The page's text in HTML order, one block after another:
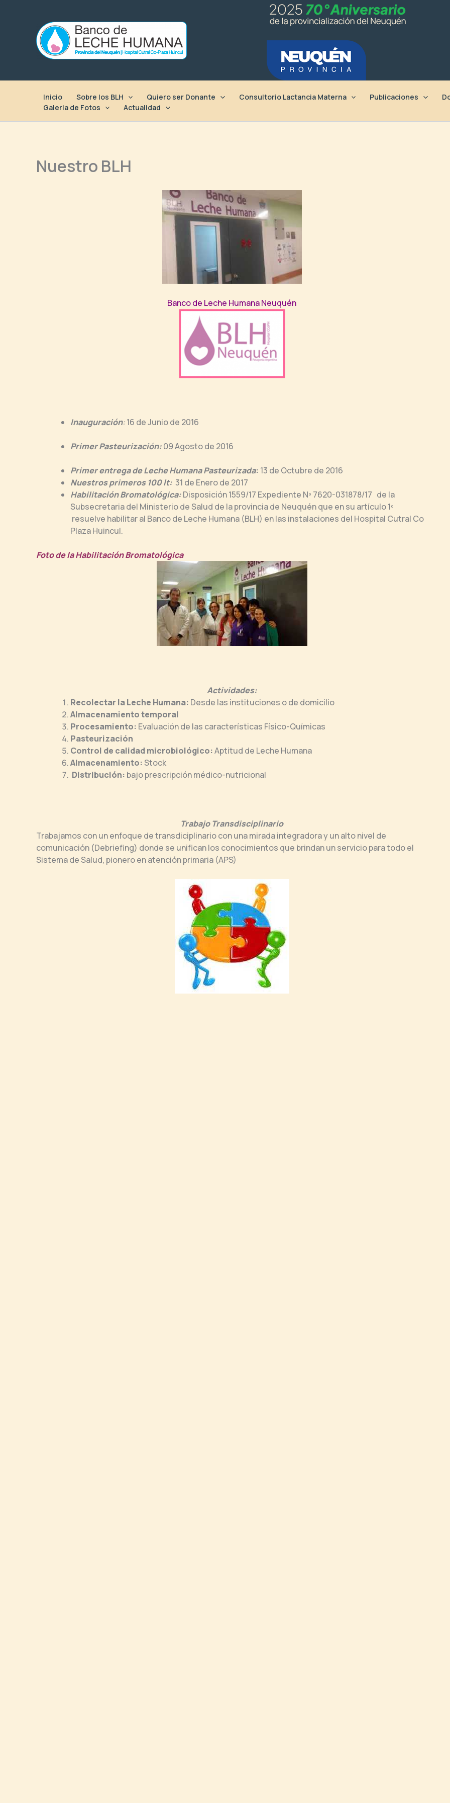
contenido
Inicio Sobre los BLH Quiero ser Donante Consultorio Lactancia Materna Publicaciones
Galeria de Fotos
Actualidad
Nuestro BLH
Banco de Leche Humana Neuquén
Inauguración:16 de Junio de 2016
Primer Pasteurización:09 Agosto de 2016
Primer entrega de Leche Humana Pasteurizada: 13 de Octubre de 2016
Nuestros primeros 100 lt: 31 de Enero de 2017
Habilitación Bromatológica:Disposición 1559/17 Expediente Nº 7620-031878/17 de la
Subsecretaria del Ministerio de Salud de la provincia de Neuquén que en su artículo 1º
resuelve habilitar al Banco de Leche Humana (BLH) en las instalaciones del Hospital Cutral Co
Plaza Huincul.
Foto de la Habilitación Bromatológica
Actividades:
Recolectar la Leche Humana: Desde las instituciones o de domicilio
Almacenamiento temporal
Procesamiento: Evaluación de las características Físico-Químicas
Pasteurización
Control de calidad microbiológico:Aptitud de Leche Humana
Almacenamiento:Stock
Distribución: bajo prescripción médico-nutricional
Trabajo Transdisciplinario
Trabajamos con un enfoque de transdiciplinario con una mirada integradora y un alto nivel de
comunicación (Debriefing) donde se unifican los conocimientos que brindan un servicio para todo el
Sistema de Salud, pionero en atención primaria (APS)